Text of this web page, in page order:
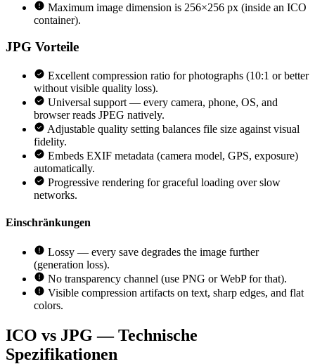
Maximum image dimension is 256×256 px (inside an ICO
container).
JPG Vorteile
Excellent compression ratio for photographs (10:1 or better
without visible quality loss).
Universal support — every camera, phone, OS, and
browser reads JPEG natively.
Adjustable quality setting balances file size against visual
fidelity.
Embeds EXIF metadata (camera model, GPS, exposure)
automatically.
Progressive rendering for graceful loading over slow
networks.
Einschränkungen
Lossy — every save degrades the image further
(generation loss).
No transparency channel (use PNG or WebP for that).
Visible compression artifacts on text, sharp edges, and flat
colors.
ICO vs JPG — Technische
Spezifikationen